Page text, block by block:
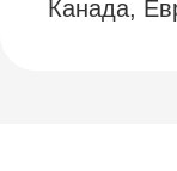
Канада,